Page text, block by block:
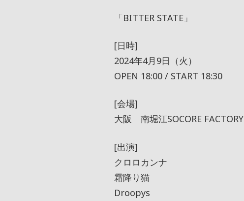
「BITTER STATE」
[日時]
2024年4月9日（火）
OPEN 18:00 / START 18:30
[会場]
大阪 南堀江SOCORE FACTORY
[出演]
クロロカンナ
霜降り猫
Droopys